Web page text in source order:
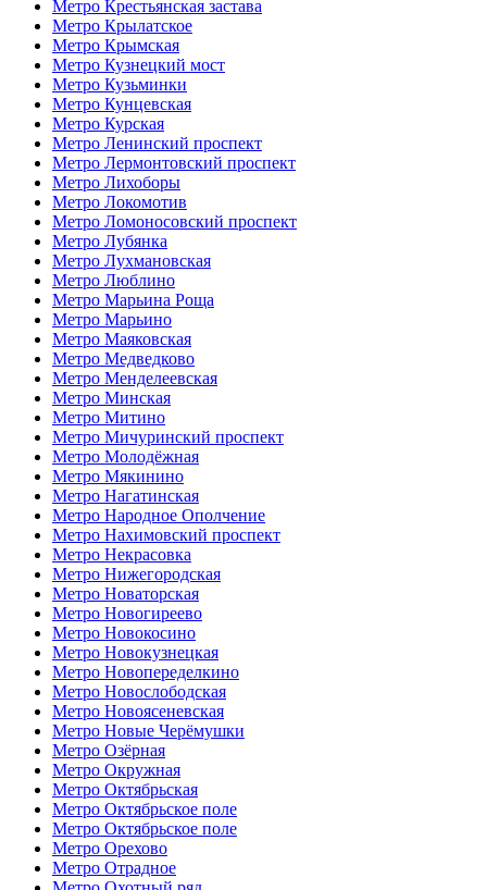
Метро Крестьянская застава
Метро Крылатское
Метро Крымская
Метро Кузнецкий мост
Метро Кузьминки
Метро Кунцевская
Метро Курская
Метро Ленинский проспект
Метро Лермонтовский проспект
Метро Лихоборы
Метро Локомотив
Метро Ломоносовский проспект
Метро Лубянка
Метро Лухмановская
Метро Люблино
Метро Марьина Роща
Метро Марьино
Метро Маяковская
Метро Медведково
Метро Менделеевская
Метро Минская
Метро Митино
Метро Мичуринский проспект
Метро Молодёжная
Метро Мякинино
Метро Нагатинская
Метро Народное Ополчение
Метро Нахимовский проспект
Метро Некрасовка
Метро Нижегородская
Метро Новаторская
Метро Новогиреево
Метро Новокосино
Метро Новокузнецкая
Метро Новопеределкино
Метро Новослободская
Метро Новоясеневская
Метро Новые Черёмушки
Метро Озёрная
Метро Окружная
Метро Октябрьская
Метро Октябрьское поле
Метро Октябрьское поле
Метро Орехово
Метро Отрадное